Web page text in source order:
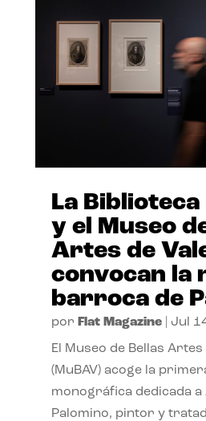
La Biblioteca
y el Museo
Artes de
convocan la
barroca de
por Flat Magazine| Jul
El Museo de Bellas Artes
(MuBAV) acoge la
monográfica dedicada a
Palomino, pintor y